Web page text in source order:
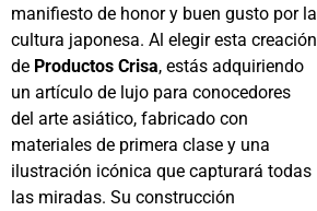
manifiesto de honor y buen gusto por la
cultura japonesa. Al elegir esta creación
de Productos Crisa, estás adquiriendo
un artículo de lujo para conocedores
del arte asiático, fabricado con
materiales de primera clase y una
ilustración icónica que capturará todas
las miradas. Su construcción